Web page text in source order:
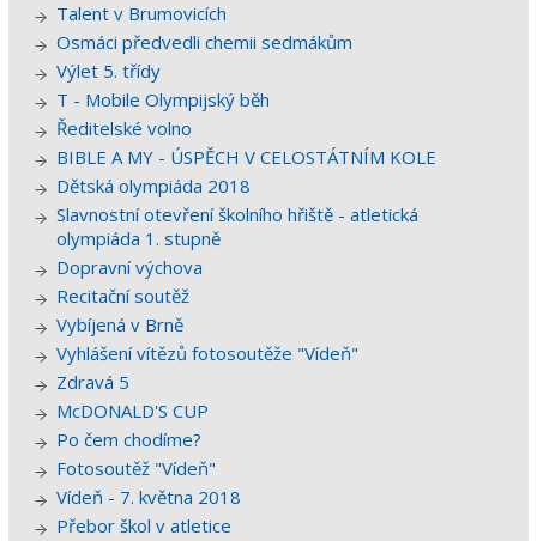
Talent v Brumovicích
Osmáci předvedli chemii sedmákům
Výlet 5. třídy
T - Mobile Olympijský běh
Ředitelské volno
BIBLE A MY - ÚSPĚCH V CELOSTÁTNÍM KOLE
Dětská olympiáda 2018
Slavnostní otevření školního hřiště - atletická
olympiáda 1. stupně
Dopravní výchova
Recitační soutěž
Vybíjená v Brně
Vyhlášení vítězů fotosoutěže "Vídeň"
Zdravá 5
McDONALD'S CUP
Po čem chodíme?
Fotosoutěž "Vídeň"
Vídeň - 7. května 2018
Přebor škol v atletice